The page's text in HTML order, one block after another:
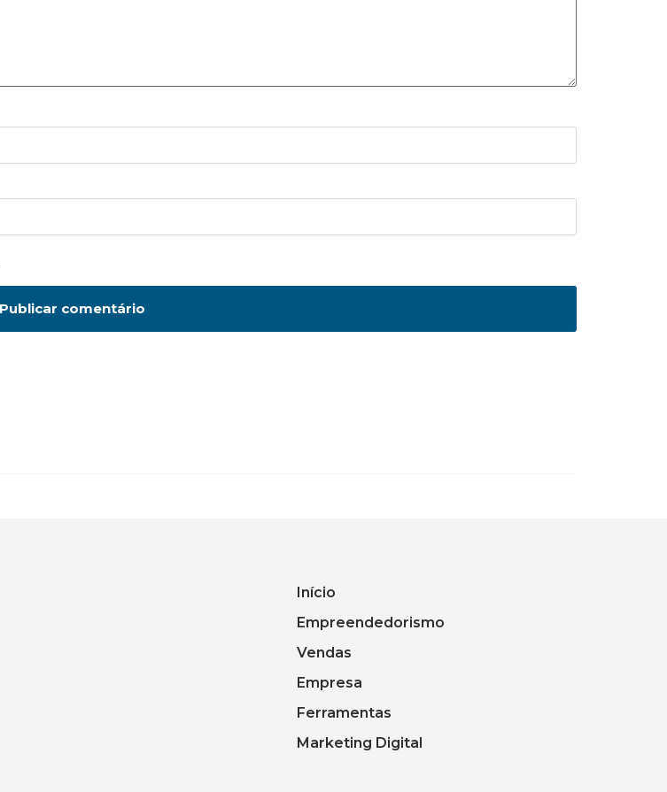
Início
Empreendedorismo
Vendas
Empresa
Ferramentas
Marketing Digital